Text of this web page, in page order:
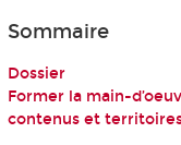
Sommaire
Dossier
Former la main-
contenus et